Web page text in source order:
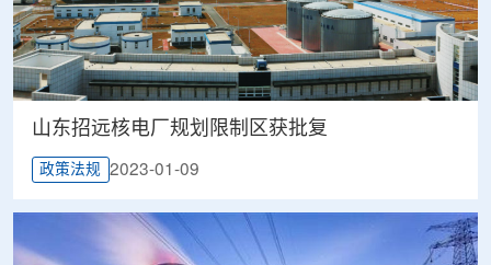
山东招远核电厂规划限制区获批复
政策法规 2023-01-09